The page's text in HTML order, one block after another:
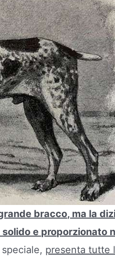
bracco, ma la
e proporzionato
presenta tutte